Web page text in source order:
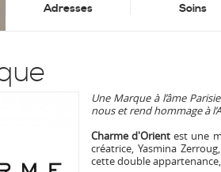
Adresses Soins
Une Marque à l’âme
nous et rend hommage à
Charme d'Orientest une
créatrice, Yasmina
cette double